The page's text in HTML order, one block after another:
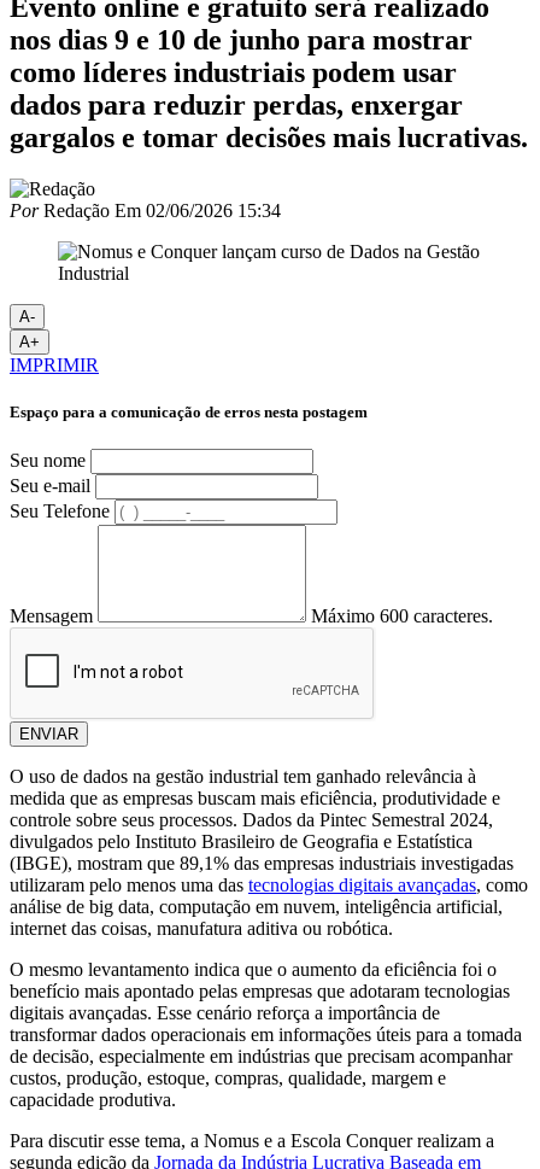
Evento online e gratuito será realizado
nos dias 9 e 10 de junho para mostrar
como líderes industriais podem usar
dados para reduzir perdas, enxergar
gargalos e tomar decisões mais lucrativas.
PorRedação Em 02/06/2026 15:34
A-
A+
IMPRIMIR
Espaço para a comunicação de erros nesta postagem
Seu nome
Seu e-mail
Seu Telefone
Mensagem Máximo 600 caracteres.
ENVIAR
O uso de dados na gestão industrial tem ganhado relevância à
medida que as empresas buscam mais eficiência, produtividade e
controle sobre seus processos. Dados da Pintec Semestral 2024,
divulgados pelo Instituto Brasileiro de Geografia e Estatística
(IBGE), mostram que 89,1% das empresas industriais investigadas
utilizaram pelo menos uma das tecnologias digitais avançadas, como
análise de big data, computação em nuvem, inteligência artificial,
internet das coisas, manufatura aditiva ou robótica.
O mesmo levantamento indica que o aumento da eficiência foi o
benefício mais apontado pelas empresas que adotaram tecnologias
digitais avançadas. Esse cenário reforça a importância de
transformar dados operacionais em informações úteis para a tomada
de decisão, especialmente em indústrias que precisam acompanhar
custos, produção, estoque, compras, qualidade, margem e
capacidade produtiva.
Para discutir esse tema, a Nomus e a Escola Conquer realizam a
segunda edição da Jornada da Indústria Lucrativa Baseada em